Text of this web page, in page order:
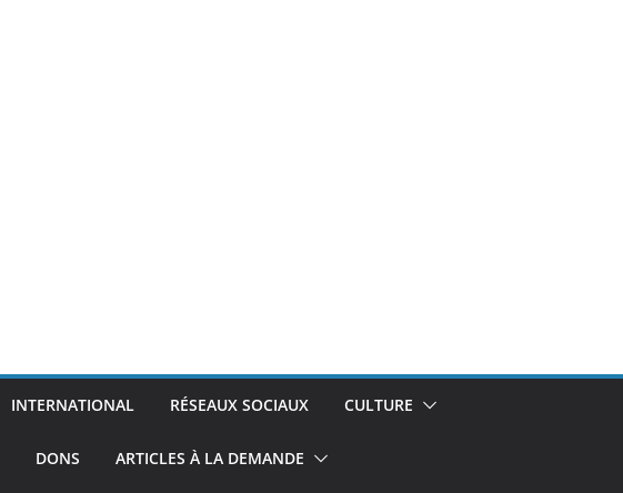
INTERNATIONAL RÉSEAUX SOCIAUX CULTURE
DONS ARTICLES À LA DEMANDE